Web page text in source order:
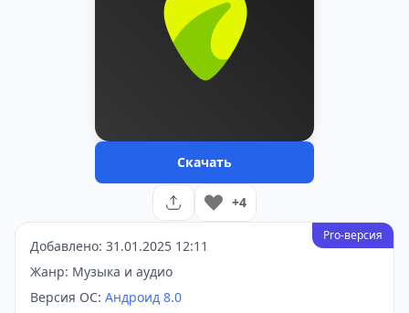
Скачать
+4
Pro-версия
Добавлено: 31.01.2025 12:11
Жанр: Музыка и аудио
Версия ОС: Андроид 8.0